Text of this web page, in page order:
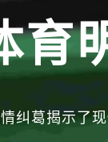
育
纠葛揭示了